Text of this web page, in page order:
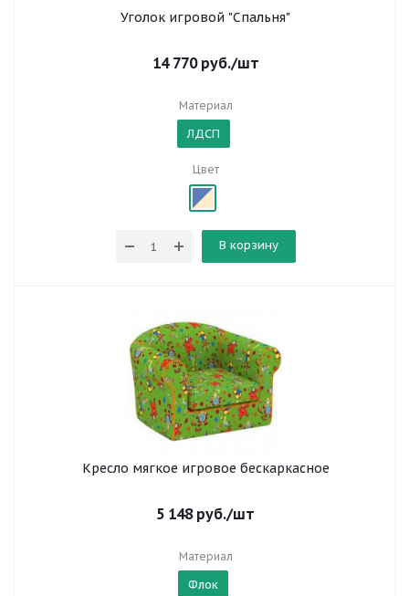
Уголок игровой "Спальня"
14 770руб./шт
Материал
ЛДСП
Цвет
В корзину
Кресло мягкое игровое бескаркасное
5 148руб./шт
Материал
Флок